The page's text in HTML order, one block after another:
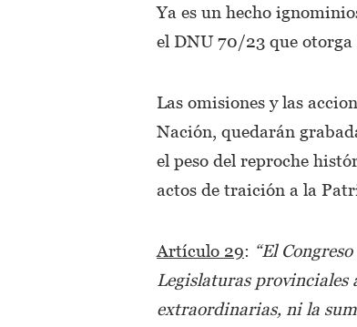
Ya es un hecho
el DNU 70/23 que otorga
Las omisiones y las
Nación, quedarán
el peso del reproche
actos de traición a la
Artículo 29: “El
Legislaturas provinciales
extraordinarias, ni la